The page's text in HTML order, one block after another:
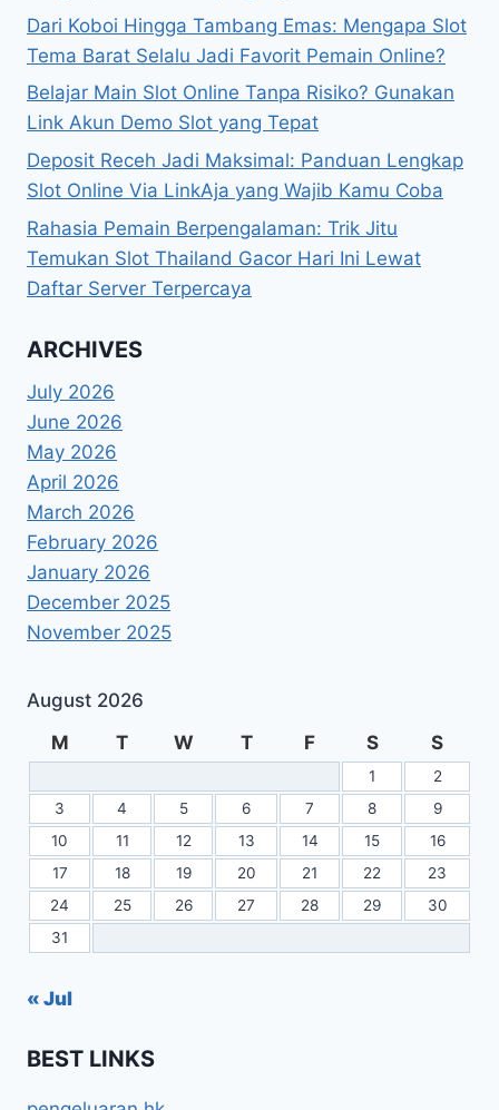
Dari Koboi Hingga Tambang Emas: Mengapa Slot
Tema Barat Selalu Jadi Favorit Pemain Online?
Belajar Main Slot Online Tanpa Risiko? Gunakan
Link Akun Demo Slot yang Tepat
Deposit Receh Jadi Maksimal: Panduan Lengkap
Slot Online Via LinkAja yang Wajib Kamu Coba
Rahasia Pemain Berpengalaman: Trik Jitu
Temukan Slot Thailand Gacor Hari Ini Lewat
Daftar Server Terpercaya
ARCHIVES
July 2026
June 2026
May 2026
April 2026
March 2026
February 2026
January 2026
December 2025
November 2025
August 2026
M
T W T F S S
1
2
3
4 5 6 7 8
9
10
11 12 13 14 15
16
17
18 19 20 21 22
23
24
25 26 27 28 29
30
31
« Jul
BEST LINKS